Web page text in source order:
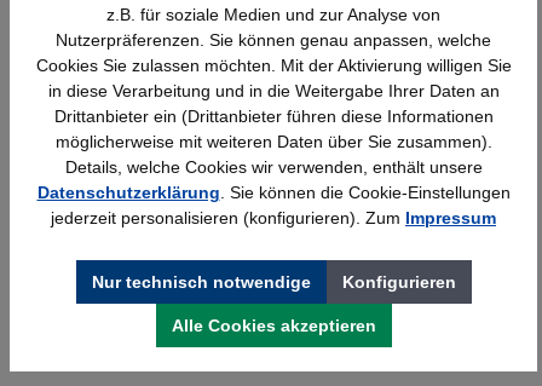
Stahl-Flügeltürenschrank Serie 950
428,40 €* Details
z.B. für soziale Medien und zur Analyse von
Nutzerpräferenzen. Sie können genau anpassen, welche
Cookies Sie zulassen möchten. Mit der Aktivierung willigen Sie
in diese Verarbeitung und in die Weitergabe Ihrer Daten an
Drittanbieter ein (Drittanbieter führen diese Informationen
möglicherweise mit weiteren Daten über Sie zusammen).
Details, welche Cookies wir verwenden, enthält unsere
Datenschutzerklärung . Sie können die Cookie-Einstellungen
jederzeit personalisieren (konfigurieren). Zum Impressum
Nur technisch notwendige Konfigurieren
Alle Cookies akzeptieren